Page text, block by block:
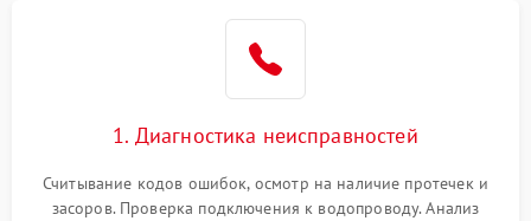
Проблемы с1. Диагностика неисправностей
Считывание кодов ошибок, осмотр на наличие протечек и
засоров. Проверка подключения к водопроводу. Анализ